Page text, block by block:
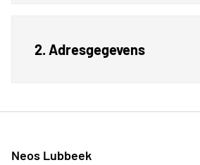
2. Adresgegevens
Neos Lubbeek